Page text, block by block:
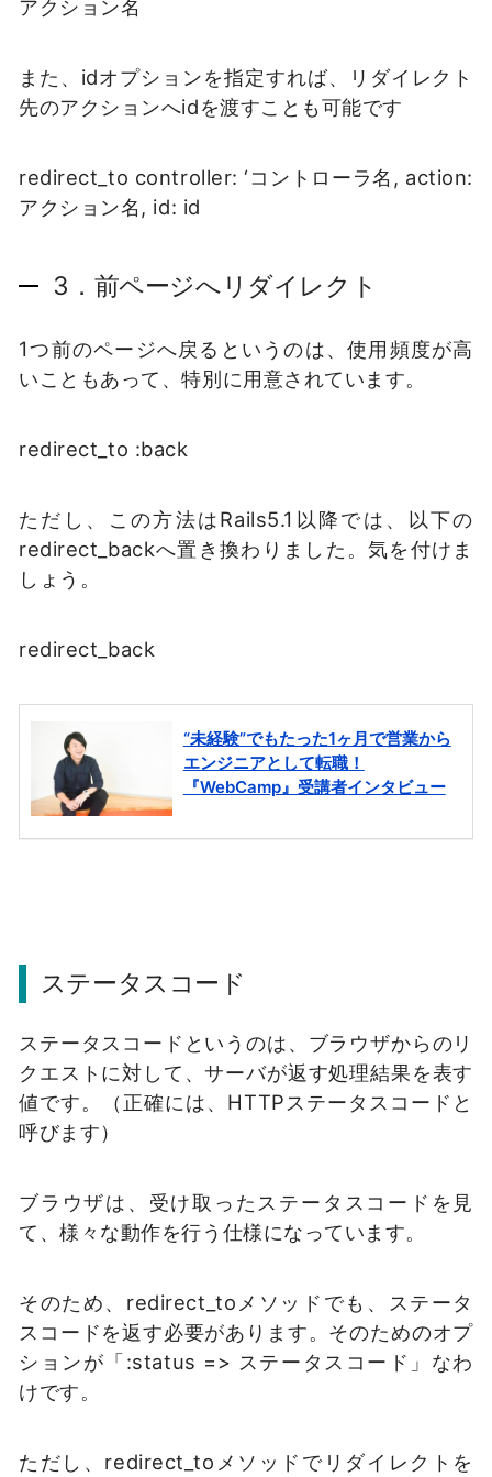
アクション名
また、idオプションを指定すれば、リダイレクト
先のアクションへidを渡すことも可能です
redirect_to controller: ‘コントローラ名, action:
アクション名, id: id
3．前ページへリダイレクト
1つ前のページへ戻るというのは、使用頻度が高
いこともあって、特別に用意されています。
redirect_to :back
ただし、この方法はRails5.1以降では、以下の
redirect_backへ置き換わりました。気を付けま
しょう。
redirect_back
ステータスコード
ステータスコードというのは、ブラウザからのリ
クエストに対して、サーバが返す処理結果を表す
値です。（正確には、HTTPステータスコードと
呼びます）
ブラウザは、受け取ったステータスコードを見
て、様々な動作を行う仕様になっています。
そのため、redirect_toメソッドでも、ステータ
スコードを返す必要があります。そのためのオプ
ションが「:status => ステータスコード」なわ
けです。
ただし、redirect_toメソッドでリダイレクトを